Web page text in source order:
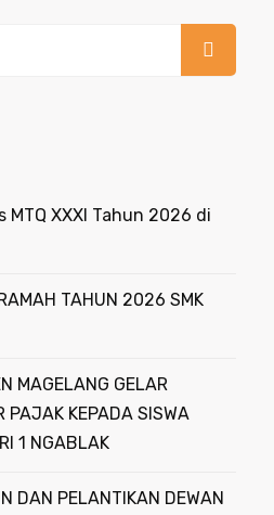
MTQ XXXI Tahun 2026 di
TAHUN 2026 SMK
MAGELANG GELAR
PAJAK KEPADA SISWA
1 NGABLAK
DAN PELANTIKAN DEWAN